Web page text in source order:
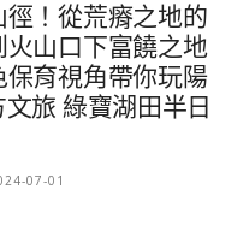
！從荒瘠之地的
山口下富饒之地
育視角帶你玩陽
旅 綠寶湖田半日
07-01